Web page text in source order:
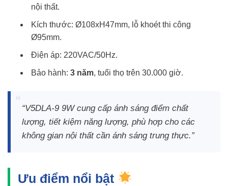
nội thất.
Kích thước: Ø108xH47mm, lỗ khoét thi công
Ø95mm.
Điện áp: 220VAC/50Hz.
Bảo hành: 3 năm, tuổi thọ trên 30.000 giờ.
“V5DLA-9 9W cung cấp ánh sáng điểm chất
lượng, tiết kiệm năng lượng, phù hợp cho các
không gian nội thất cần ánh sáng trung thực.”
Ưu điểm nổi bật